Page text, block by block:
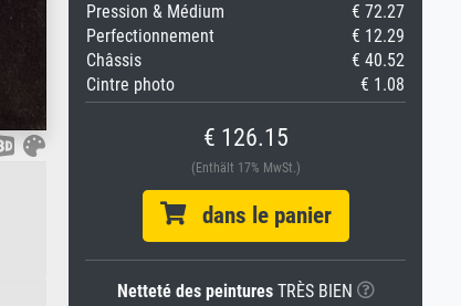
Pression & Médium
€ 72.27
Perfectionnement
€ 12.29
Châssis
€ 40.52
Cintre photo
€ 1.08
€ 126.15
(Enthält 17% MwSt.)
dans le panier
Netteté des peinturesTRÈS BIEN